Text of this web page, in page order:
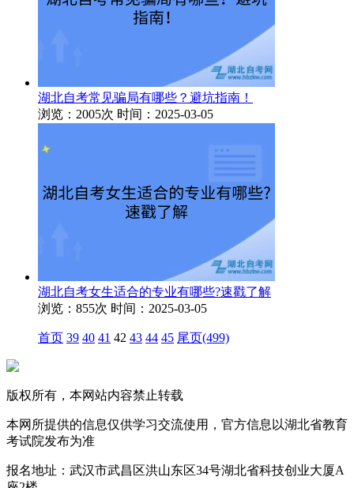
湖北自考常见骗局有哪些？避坑指南！
浏览：2005次 时间：2025-03-05
湖北自考女生适合的专业有哪些?速戳了解
浏览：855次 时间：2025-03-05
首页 39 40 41 42 43 44 45 尾页(499)
版权所有，本网站内容禁止转载
本网所提供的信息仅供学习交流使用，官方信息以湖北省教育
考试院发布为准
报名地址：武汉市武昌区洪山东区34号湖北省科技创业大厦A